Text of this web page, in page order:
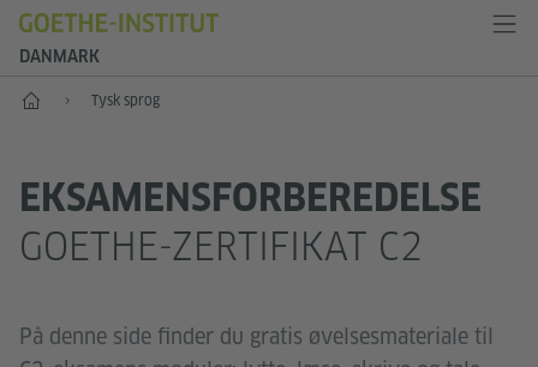
DANMARK
Start Tysk sprog
EKSAMENSFORBEREDELSE
GOETHE-ZERTIFIKAT C2
På denne side finder du gratis øvelsesmateriale til